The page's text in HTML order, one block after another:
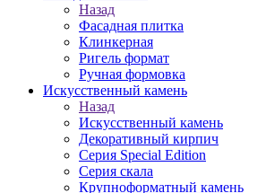
Назад
Фасадная плитка
Клинкерная
Ригель формат
Ручная формовка
Искусственный камень
Назад
Искусственный камень
Декоративный кирпич
Серия Special Edition
Серия скала
Крупноформатный камень